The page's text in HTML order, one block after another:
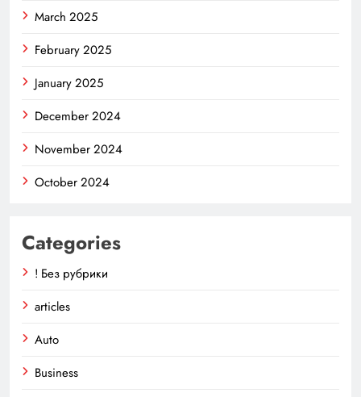
March 2025
February 2025
January 2025
December 2024
November 2024
October 2024
Categories
! Без рубрики
articles
Auto
Business